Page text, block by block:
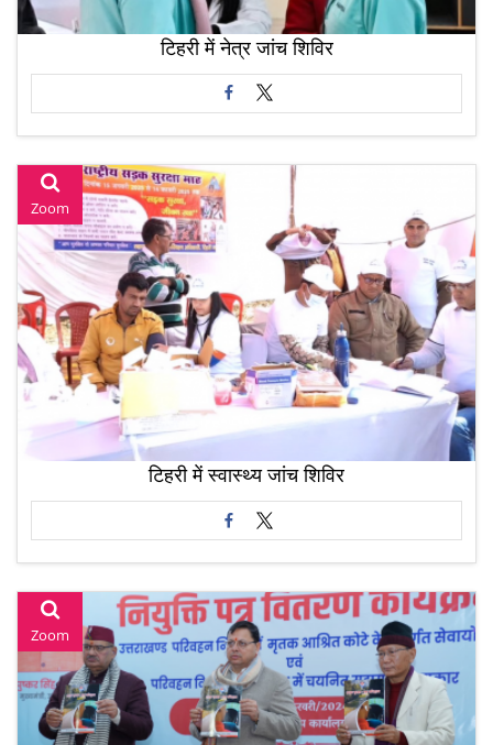
टिहरी में नेत्र जांच शिविर
Zoom
टिहरी में स्वास्थ्य जांच शिविर
Zoom